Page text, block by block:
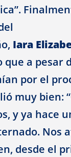
Iara
que a pesar
por el
muy bien:
y ya hace
Nos
desde el